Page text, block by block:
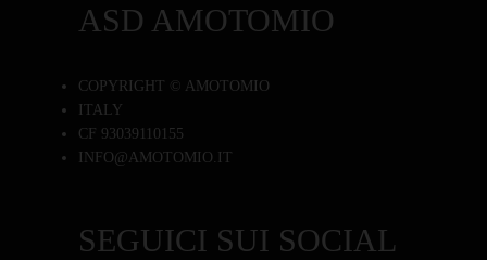
ASD AMOTOMIO
COPYRIGHT © AMOTOMIO
ITALY
CF 93039110155
INFO@AMOTOMIO.IT
SEGUICI SUI SOCIAL